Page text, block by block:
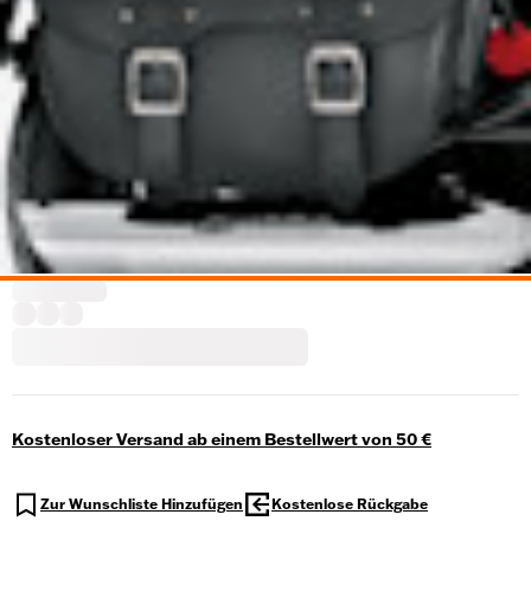
Kostenloser Versand ab einem Bestellwert von 50 €
Zur Wunschliste Hinzufügen Kostenlose Rückgabe